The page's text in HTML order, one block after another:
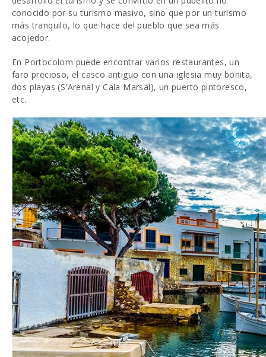
conocido por su turismo masivo, sino que por un turismo
más tranquilo, lo que hace del pueblo que sea más
acojedor.
En Portocolom puede encontrar varios restaurantes, un
faro precioso, el casco antiguo con una iglesia muy bonita,
dos playas (S′Arenal y Cala Marsal), un puerto pintoresco,
etc.